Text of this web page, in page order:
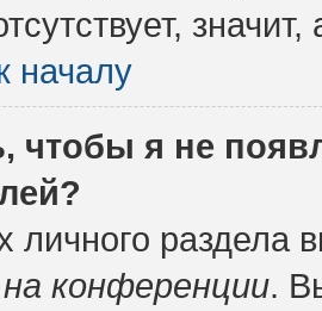
началу
чтобы я не
личного
конференции.